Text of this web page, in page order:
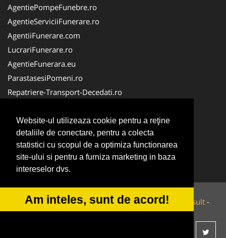
Website-ul utilizeaza cookie pentru a reţine
detaliile de conectare, pentru a colecta
statistici cu scopul de a optimiza functionarea
site-ului si pentru a furniza marketing in baza
intereselor dvs.
Am inteles, sunt de acord!
AgentiePompeFunebre.ro
AgentieServiciiFunerare.ro
AgentiiFunerare.com
LucrariFunerare.ro
AgentieFunerara.eu
ParastasesiPomeni.ro
Repatriere-Transport-Decedati.ro
CasaFunerara.com
NonStopDeschis.ro
NonStopFunerare.ro
Transport-Funerar.com
© 2014-2026 Powered byVilonMedia&Tokaido Consult -